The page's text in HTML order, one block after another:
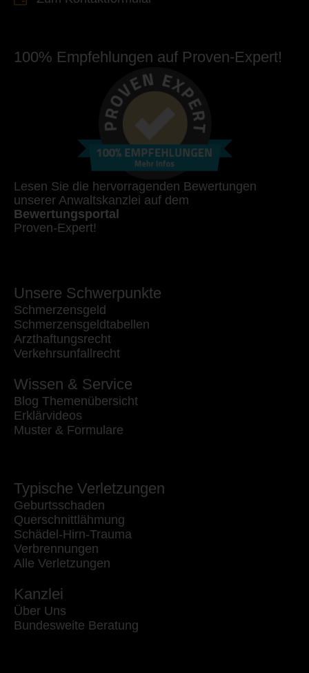
100% Empfehlungen auf Proven-Expert!
Lesen Sie die hervorragenden Bewertungen
unserer Anwaltskanzlei auf dem
Bewertungsportal
Proven-Expert!
Unsere Schwerpunkte
Schmerzensgeld
Schmerzensgeldtabellen
Arzthaftungsrecht
Verkehrsunfallrecht
Wissen & Service
Blog Themenübersicht
Erklärvideos
Muster & Formulare
Typische Verletzungen
Geburtsschaden
Querschnittlähmung
Schädel-Hirn-Trauma
Verbrennungen
Alle Verletzungen
Kanzlei
Über Uns
Bundesweite Beratung